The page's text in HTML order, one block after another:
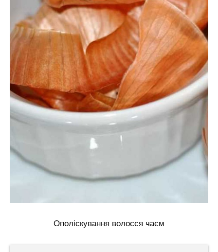
Ополіскування волосся чаєм